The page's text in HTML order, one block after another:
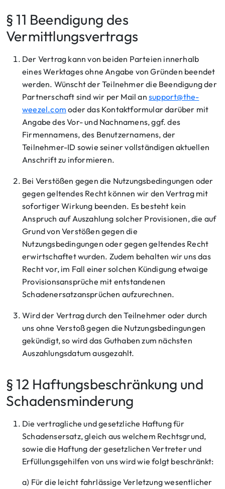
§ 11 Beendigung des
Vermittlungsvertrags
Der Vertrag kann von beiden Parteien innerhalb
eines Werktages ohne Angabe von Gründen beendet
werden. Wünscht der Teilnehmer die Beendigung der
Partnerschaft sind wir per Mail an support@the-
weezel.com oder das Kontaktformular darüber mit
Angabe des Vor- und Nachnamens, ggf. des
Firmennamens, des Benutzernamens, der
Teilnehmer-ID sowie seiner vollständigen aktuellen
Anschrift zu informieren.
Bei Verstößen gegen die Nutzungsbedingungen oder
gegen geltendes Recht können wir den Vertrag mit
sofortiger Wirkung beenden. Es besteht kein
Anspruch auf Auszahlung solcher Provisionen, die auf
Grund von Verstößen gegen die
Nutzungsbedingungen oder gegen geltendes Recht
erwirtschaftet wurden. Zudem behalten wir uns das
Recht vor, im Fall einer solchen Kündigung etwaige
Provisionsansprüche mit entstandenen
Schadenersatzansprüchen aufzurechnen.
Wird der Vertrag durch den Teilnehmer oder durch
uns ohne Verstoß gegen die Nutzungsbedingungen
gekündigt, so wird das Guthaben zum nächsten
Auszahlungsdatum ausgezahlt.
§ 12 Haftungsbeschränkung und
Schadensminderung
Die vertragliche und gesetzliche Haftung für
Schadensersatz, gleich aus welchem Rechtsgrund,
sowie die Haftung der gesetzlichen Vertreter und
Erfüllungsgehilfen von uns wird wie folgt beschränkt:
a) Für die leicht fahrlässige Verletzung wesentlicher